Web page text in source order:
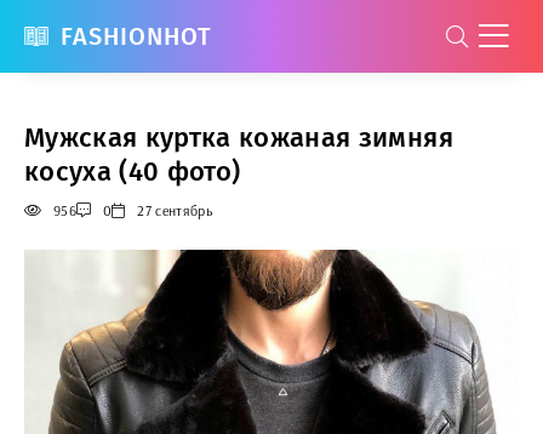
FASHIONHOT
Мужская куртка кожаная зимняя
косуха (40 фото)
956 0 27 сентябрь